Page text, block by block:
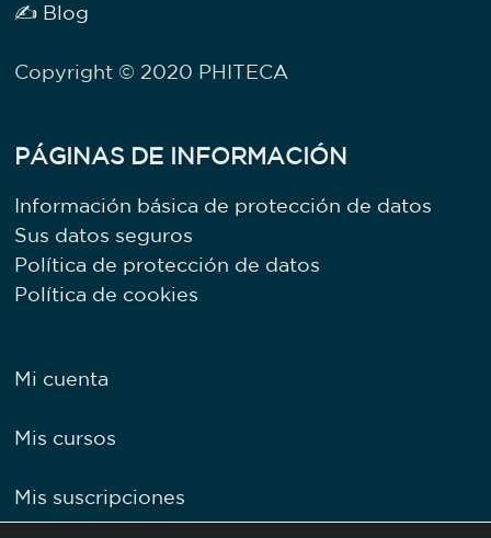
✍ Blog
Copyright © 2020 PHITECA
PÁGINAS DE INFORMACIÓN
Información básica de protección de datos
Sus datos seguros
Política de protección de datos
Política de cookies
Mi cuenta
Mis cursos
Mis suscripciones